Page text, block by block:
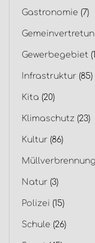
Gastronomie (7)
Gewerbegebiet
Infrastruktur (85)
Kita (20)
Klimaschutz (23)
Kultur (86)
Natur (3)
Polizei (15)
Schule (26)